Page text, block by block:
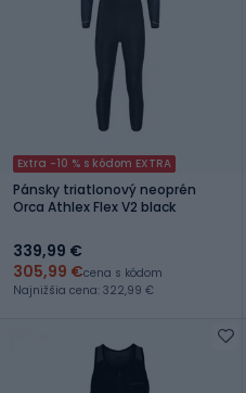
Extra -10 % s kódom EXTRA
Pánsky triatlonový neoprén
Orca Athlex Flex V2 black
339,99 €
305,99 €cena s kódom
Najnižšia cena: 322,99 €